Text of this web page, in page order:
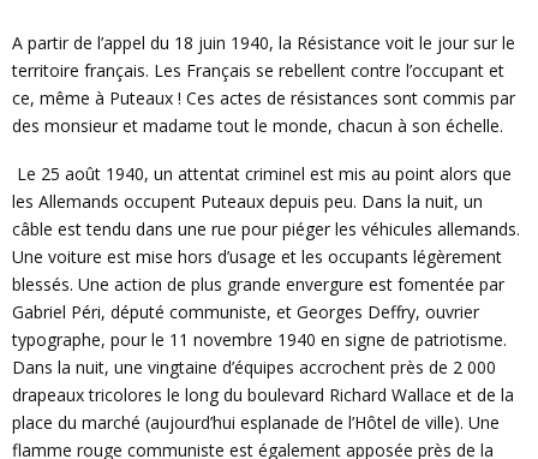
A partir de l’appel du 18 juin 1940, la Résistance voit le jour sur le
territoire français. Les Français se rebellent contre l’occupant et
ce, même à Puteaux ! Ces actes de résistances sont commis par
des monsieur et madame tout le monde, chacun à son échelle.
Le 25 août 1940, un attentat criminel est mis au point alors que
les Allemands occupent Puteaux depuis peu. Dans la nuit, un
câble est tendu dans une rue pour piéger les véhicules allemands.
Une voiture est mise hors d’usage et les occupants légèrement
blessés. Une action de plus grande envergure est fomentée par
Gabriel Péri, député communiste, et Georges Deffry, ouvrier
typographe, pour le 11 novembre 1940 en signe de patriotisme.
Dans la nuit, une vingtaine d’équipes accrochent près de 2 000
drapeaux tricolores le long du boulevard Richard Wallace et de la
place du marché (aujourd’hui esplanade de l’Hôtel de ville). Une
flamme rouge communiste est également apposée près de la